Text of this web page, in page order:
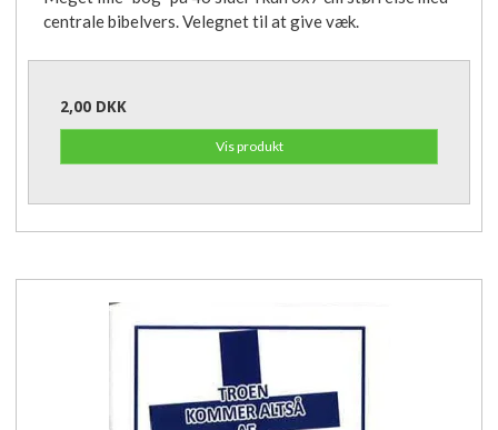
centrale bibelvers. Velegnet til at give væk.
2,00 DKK
Vis produkt